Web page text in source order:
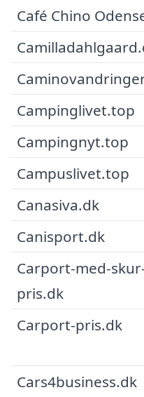
Café Chino
Campinglivet.top
Campingnyt.top
Campuslivet.top
Canasiva.dk
Canisport.dk
Carport-med-
pris.dk
Carport-pris.dk
Cars4business.dk